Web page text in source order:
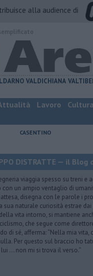
alla audience di
VALDICHIANA
Lavoro
CASENTINO
DISTRATTE — il
viaggia spesso su treni e
un ampio ventaglio di
disegna con le parole i
sua naturale curiosità estrae
vita intorno, si mantiene
che segue come
di sé, afferma: “Nella mia
Per questo sul braccio ho
… non mi si trova il verso.”